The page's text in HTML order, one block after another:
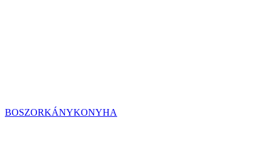
BOSZORKÁNYKONYHA